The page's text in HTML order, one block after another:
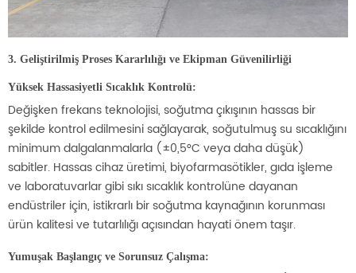
3. Geliştirilmiş Proses Kararlılığı ve Ekipman Güvenilirliği
Yüksek Hassasiyetli Sıcaklık Kontrolü:
Değişken frekans teknolojisi, soğutma çıkışının hassas bir
şekilde kontrol edilmesini sağlayarak, soğutulmuş su sıcaklığını
minimum dalgalanmalarla (±0,5°C veya daha düşük)
sabitler. Hassas cihaz üretimi, biyofarmasötikler, gıda işleme
ve laboratuvarlar gibi sıkı sıcaklık kontrolüne dayanan
endüstriler için, istikrarlı bir soğutma kaynağının korunması
ürün kalitesi ve tutarlılığı açısından hayati önem taşır.
Yumuşak Başlangıç ve Sorunsuz Çalışma: